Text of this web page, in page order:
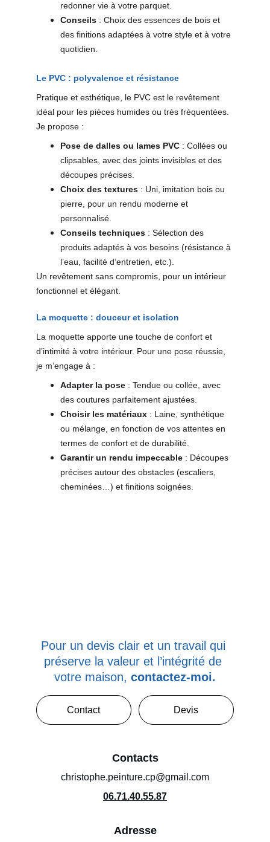
redonner vie à votre parquet.
Conseils : Choix des essences de bois et
des finitions adaptées à votre style et à votre
quotidien.
Le PVC : polyvalence et résistance
Pratique et esthétique, le PVC est le revêtement
idéal pour les pièces humides ou très fréquentées.
Je propose :
Pose de dalles ou lames PVC : Collées ou
clipsables, avec des joints invisibles et des
découpes précises.
Choix des textures : Uni, imitation bois ou
pierre, pour un rendu moderne et
personnalisé.
Conseils techniques : Sélection des
produits adaptés à vos besoins (résistance à
l’eau, facilité d’entretien, etc.).
Un revêtement sans compromis, pour un intérieur
fonctionnel et élégant.
La moquette : douceur et isolation
La moquette apporte une touche de confort et
d’intimité à votre intérieur. Pour une pose réussie,
je m’engage à :
Adapter la pose : Tendue ou collée, avec
des coutures parfaitement ajustées.
Choisir les matériaux : Laine, synthétique
ou mélange, en fonction de vos attentes en
termes de confort et de durabilité.
Garantir un rendu impeccable : Découpes
précises autour des obstacles (escaliers,
cheminées…) et finitions soignées.
Pour un devis clair et un travail qui
préserve la valeur et l’intégrité de
votre maison, contactez-moi.
Contact Devis
Contacts
christophe.peinture.cp@gmail.com
06.71.40.55.87
Adresse